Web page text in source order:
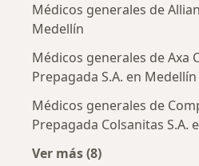
Médicos generales de
Medellín
Médicos generales de Axa
Prepagada S.A. en Medellín
Médicos generales de
Prepagada Colsanitas S.A.
Ver más (8)